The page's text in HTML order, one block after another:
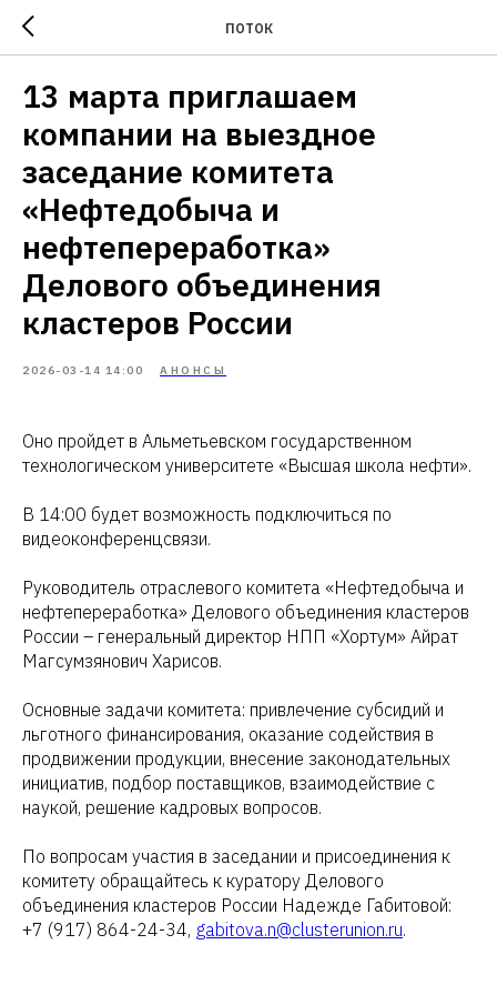
ПОТОК
13 марта приглашаем
компании на выездное
заседание комитета
«Нефтедобыча и
нефтепереработка»
Делового объединения
кластеров России
2026-03-14 14:00 АНОНСЫ
Оно пройдет в Альметьевском государственном
технологическом университете «Высшая школа нефти».
В 14:00 будет возможность подключиться по
видеоконференцсвязи.
Руководитель отраслевого комитета «Нефтедобыча и
нефтепереработка» Делового объединения кластеров
России – генеральный директор НПП «Хортум» Айрат
Магсумзянович Харисов.
Основные задачи комитета: привлечение субсидий и
льготного финансирования, оказание содействия в
продвижении продукции, внесение законодательных
инициатив, подбор поставщиков, взаимодействие с
наукой, решение кадровых вопросов.
По вопросам участия в заседании и присоединения к
комитету обращайтесь к куратору Делового
объединения кластеров России Надежде Габитовой:
+7 (917) 864-24-34, gabitova.n@clusterunion.ru.